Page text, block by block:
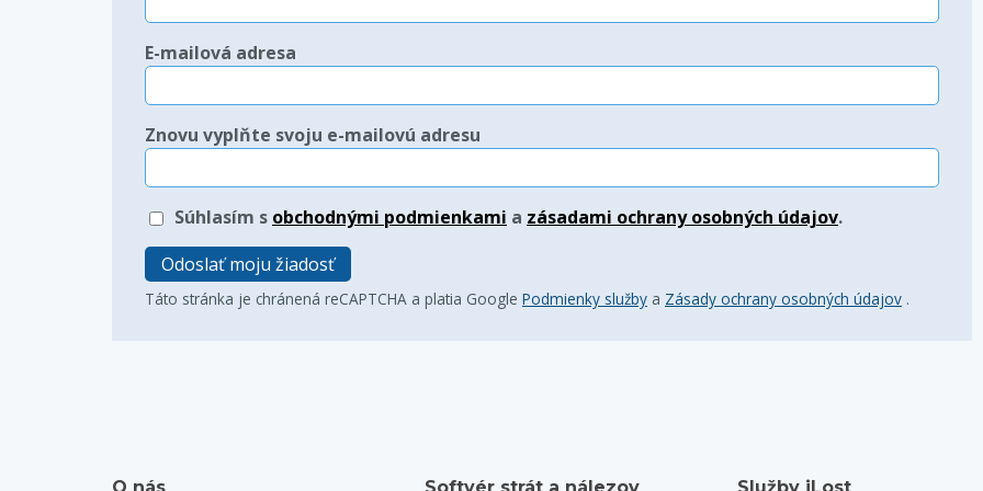
E-mailová adresa
Znovu vyplňte svoju e-mailovú adresu
Súhlasím s obchodnými podmienkami a zásadami ochrany osobných údajov.
Odoslať moju žiadosť
Táto stránka je chránená reCAPTCHA a platia Google Podmienky služby a Zásady ochrany osobných údajov .